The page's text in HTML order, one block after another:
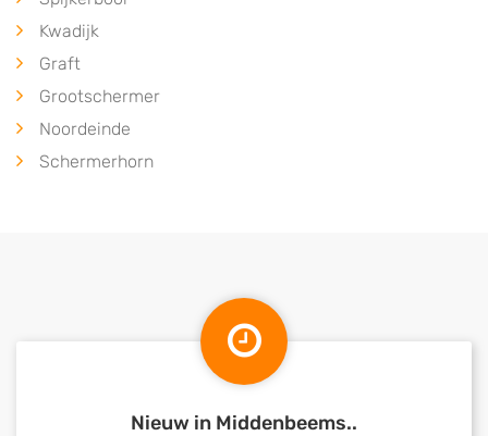
Kwadijk
Graft
Grootschermer
Noordeinde
Schermerhorn
Nieuw in Middenbeems..